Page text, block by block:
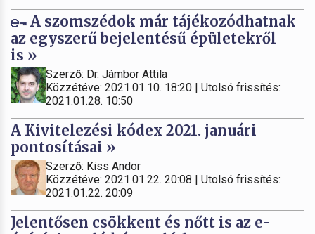
A szomszédok már tájékozódhatnak
az egyszerű bejelentésű épületekről
is »
Szerző: Dr. Jámbor Attila
Közzétéve: 2021.01.10. 18:20 | Utolsó frissítés:
2021.01.28. 10:50
A Kivitelezési kódex 2021. januári
pontosításai »
Szerző: Kiss Andor
Közzétéve: 2021.01.22. 20:08 | Utolsó frissítés:
2021.01.22. 20:09
Jelentősen csökkent és nőtt is az e-